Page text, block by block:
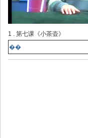
1 . 第七课《小茶壶》
��